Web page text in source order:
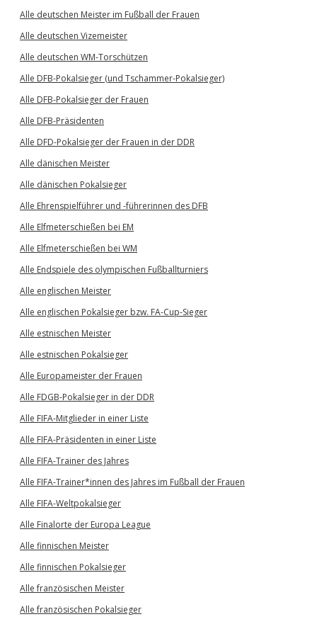
Alle deutschen Meister im Fußball der Frauen
Alle deutschen Vizemeister
Alle deutschen WM-Torschützen
Alle DFB-Pokalsieger (und Tschammer-Pokalsieger)
Alle DFB-Pokalsieger der Frauen
Alle DFB-Präsidenten
Alle DFD-Pokalsieger der Frauen in der DDR
Alle dänischen Meister
Alle dänischen Pokalsieger
Alle Ehrenspielführer und -führerinnen des DFB
Alle Elfmeterschießen bei EM
Alle Elfmeterschießen bei WM
Alle Endspiele des olympischen Fußballturniers
Alle englischen Meister
Alle englischen Pokalsieger bzw. FA-Cup-Sieger
Alle estnischen Meister
Alle estnischen Pokalsieger
Alle Europameister der Frauen
Alle FDGB-Pokalsieger in der DDR
Alle FIFA-Mitglieder in einer Liste
Alle FIFA-Präsidenten in einer Liste
Alle FIFA-Trainer des Jahres
Alle FIFA-Trainer*innen des Jahres im Fußball der Frauen
Alle FIFA-Weltpokalsieger
Alle Finalorte der Europa League
Alle finnischen Meister
Alle finnischen Pokalsieger
Alle französischen Meister
Alle französischen Pokalsieger